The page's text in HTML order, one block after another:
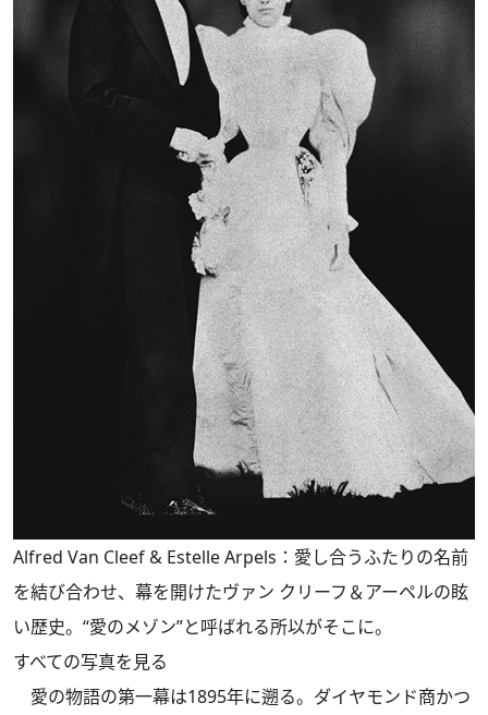
Alfred Van Cleef & Estelle Arpels：愛し合うふたりの名前
を結び合わせ、幕を開けたヴァン クリーフ＆アーペルの眩
い歴史。“愛のメゾン”と呼ばれる所以がそこに。
すべての写真を見る
愛の物語の第一幕は1895年に遡る。ダイヤモンド商かつ